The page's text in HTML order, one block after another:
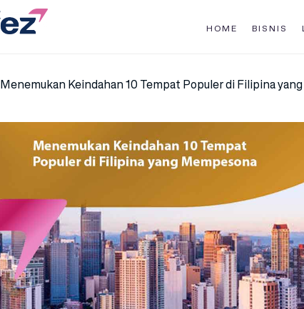
HOME BISNIS
Menemukan Keindahan 10 Tempat Populer di Filipina